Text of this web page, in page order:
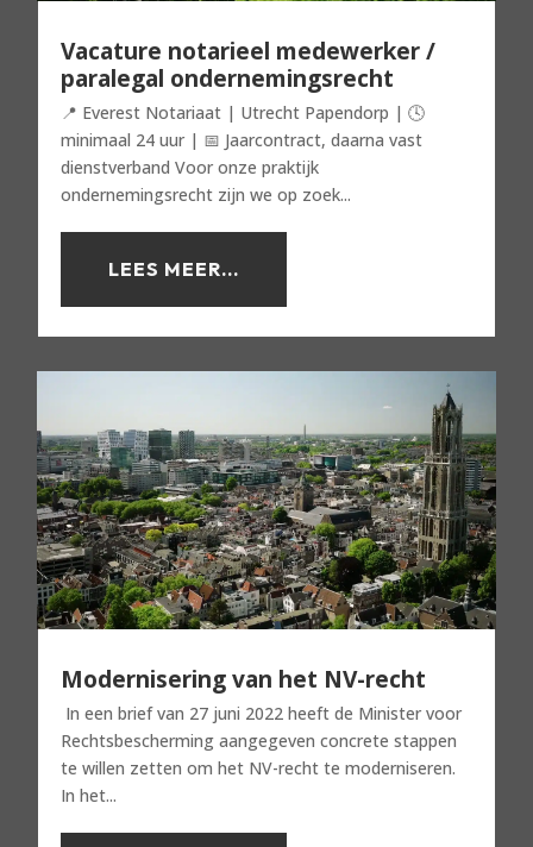
Vacature notarieel medewerker /
paralegal ondernemingsrecht
📍 Everest Notariaat | Utrecht Papendorp | 🕓
minimaal 24 uur | 📅 Jaarcontract, daarna vast
dienstverband Voor onze praktijk
ondernemingsrecht zijn we op zoek...
LEES MEER...
Modernisering van het NV-recht
In een brief van 27 juni 2022 heeft de Minister voor
Rechtsbescherming aangegeven concrete stappen
te willen zetten om het NV-recht te moderniseren.
In het...